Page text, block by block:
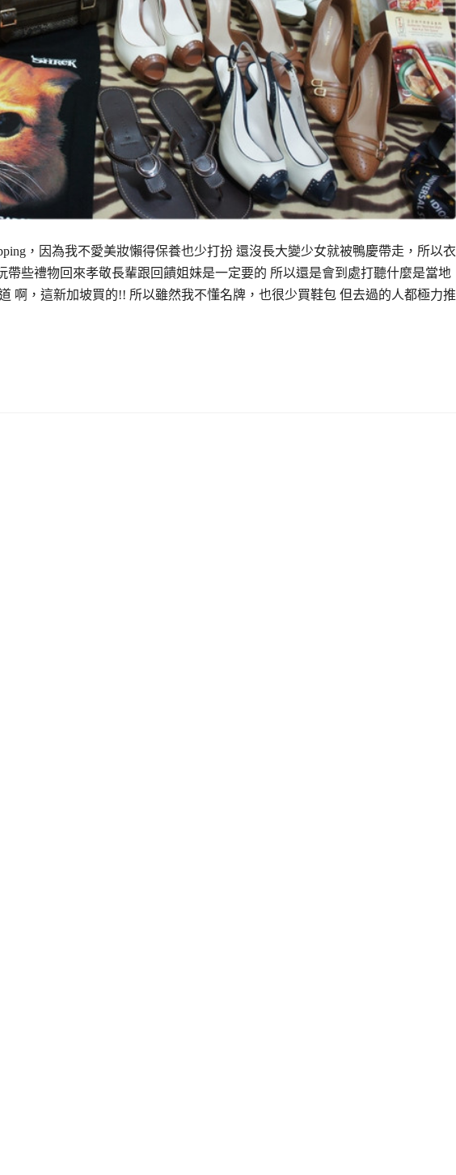
，因為我不愛美妝懶得保養也少打扮 還沒長大變少女就被鴨慶帶走，所以衣
帶些禮物回來孝敬長輩跟回饋姐妹是一定要的 所以還是會到處打聽什麼是當地
啊，這新加坡買的!! 所以雖然我不懂名牌，也很少買鞋包 但去過的人都極力推